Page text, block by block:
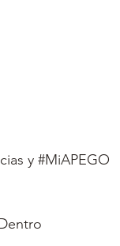
y #MiAPEGO